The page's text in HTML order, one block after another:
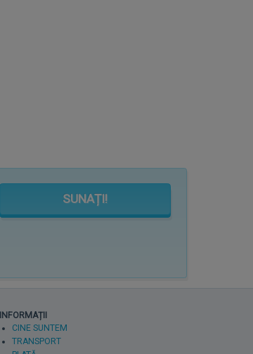
SUNAȚI!
INFORMAȚII
CINE SUNTEM
TRANSPORT